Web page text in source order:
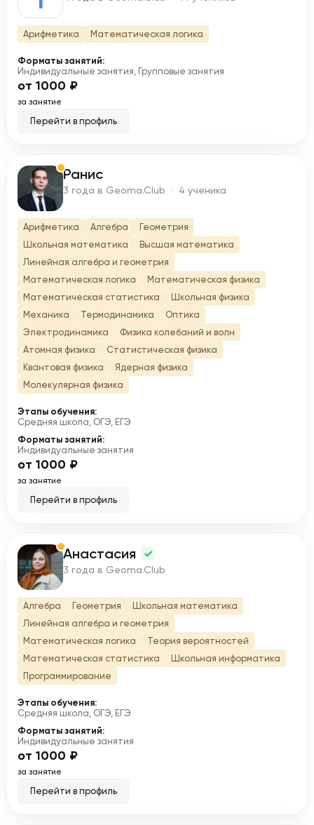
Арифметика Математическая логика
Форматы занятий:
Индивидуальные занятия, Групповые занятия
от 1000 ₽
за занятие
Перейти в профиль
Р Ранис
3 года в Geoma.Club · 4 ученика
Арифметика Алгебра
Геометрия
Школьная математика
Высшая математика
Линейная алгебра и геометрия
Математическая логика
Математическая физика
Математическая статистика
Школьная физика
Механика
Термодинамика
Оптика
Электродинамика
Физика колебаний и волн
Атомная физика
Статистическая физика
Квантовая физика
Ядерная физика
Молекулярная физика
Этапы обучения:
Средняя школа, ОГЭ, ЕГЭ
Форматы занятий:
Индивидуальные занятия
от 1000 ₽
за занятие
Перейти в профиль
А Анастасия
3 года в Geoma.Club
Алгебра Геометрия
Школьная математика
Линейная алгебра и геометрия
Математическая логика
Теория вероятностей
Математическая статистика
Школьная информатика
Программирование
Этапы обучения:
Средняя школа, ОГЭ, ЕГЭ
Форматы занятий:
Индивидуальные занятия
от 1000 ₽
за занятие
Перейти в профиль